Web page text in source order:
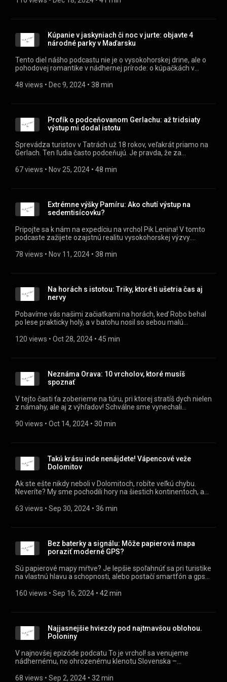
užiť krásu zasnežených hôr úplne každý. Otvorte si nové
možnosti spoznávania prírody a zažite pocit slobody, ktorý
vám chaty či mestá nedajú!
Kúpanie v jaskyniach či noc v jurte: objavte 4
národné parky v Maďarsku
Tento diel nášho podcastu nie je o vysokohorskej drine, ale o
pohodovej romantike v nádhernej prírode: o kúpačkách v
v jurte. Proste ideálne dobrodružstvo pre rodiny s deťmi
48 views • Dec 9, 2024 • 38 min
Profík o podceňovanom Gerlachu: až tridsiaty
výstup mi dodal istotu
Sprevádza turistov v Tatrách už 18 rokov, veľakrát priamo na
Gerlach. Ten ľudia často podceňujú. Je pravda, že za
Ideálne podmienky sú však na horách skôr vzácna náhoda.
nesmiernou múdrosťou a zaujatím, no so zdravým
nadhľadom. Možno aj preto, že nie je Slovák. Odkiaľ
pochádza? Viac sa dozviete v našom podcaste
67 views • Nov 25, 2024 • 48 min
Extrémne výšky Pamíru: Ako chutí výstup na
sedemtisícovku?
Pripojte sa k nám na expedíciu na vrchol Pik Lenina! V tomto
podcaste zažijete ozajstnú realitu vysokohorskej výzvy.
metrov voľného priestoru pod vami. Vedľa vás bojujú
ktoré sa odohrávajú ďaleko za hranicami pohodlia.
78 views • Nov 11, 2024 • 38 min
Na horách s istotou: Triky, ktoré ti ušetria čas aj
nervy
Pobavíme vás našimi začiatkami na horách, keď Robo behal
po lese prakticky holý, a v batohu nosil so sebou malú
prekvapia aj skúsených horalov. Napríklad ten o bezchybnej
užitočných informácií? Uvoľni sa a počúvaj!
120 views • Oct 28, 2024 • 45 min
Neznáma Orava: 10 vrcholov, ktoré musíš
spoznať
V tejto časti ťa zoberieme na túru, pri ktorej stratíš dych nielen
z námahy, ale aj z výhľadov! Schválne sme vynechali
rozhodli sme sa ti ukázať Oravu z trochu iných vrcholov.
hranice k hranici. Takže ak chceš zažiť skvelé výhľady na
jeden z najkrajších slovenských regiónov, no bez davov, tento
podcast je presne pre teba!
90 views • Oct 14, 2024 • 30 min
Takú krásu inde nenájdete! Vápencové veže
Dolomitov
Ak ste ešte nikdy neboli v Dolomitoch, robíte veľkú chybu.
Neveríte? My sme pochodili hory na šiestich kontinentoch, a
Toto majestátne pohorie vás ohromí nielen svojou krásou, ale
trasu Alta Via, ktorá vás prevedie týmito fascinujúcimi
scenériami. Ak hľadáte inšpiráciu na takmer gýčové horské
dobrodružstvá, tak tento diel je pre vás!
63 views • Sep 30, 2024 • 36 min
Bez baterky a signálu: Môže papierová mapa
poraziť moderné GPS?
Sú papierové mapy mŕtve? Je lepšie spoľahnúť sa pri turistike
na vlastnú hlavu a schopnosti, alebo postačí smartfón a gps?
preto si vypočujte, ako toto riziko rozumne znížiť. Ktovie,
160 views • Sep 16, 2024 • 42 min
Najjasnejšie hviezdy pod najtmavšou oblohou.
Poloniny
V najnovšej epizóde podcatu To je vrchol! sa venujeme
nádhernému, no ohrozenému klenotu Slovenska –
jedinečného územia až o 2/3 nás dosť trápi, a preto sme sa
68 views • Sep 2, 2024 • 32 min